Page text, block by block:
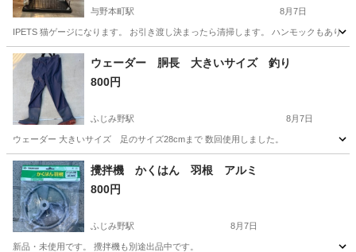
与野本町駅 8月7日
IPETS 猫ゲージになります。 お引き渡し決まったら清掃します。 ハンモックもあり
埼玉 さいたま市 与野本町駅 その他
ウェーダー 胴長 大きいサイズ 釣り
800円
ふじみ野駅 8月7日
ウェーダー 大きいサイズ 足のサイズ28cmまで 数回使用しました。
埼玉 ふじみ野市 ふじみ野駅 その他
攪拌機 かくはん 羽根 アルミ
800円
ふじみ野駅 8月7日
新品・未使用です。 攪拌機も別途出品中です。